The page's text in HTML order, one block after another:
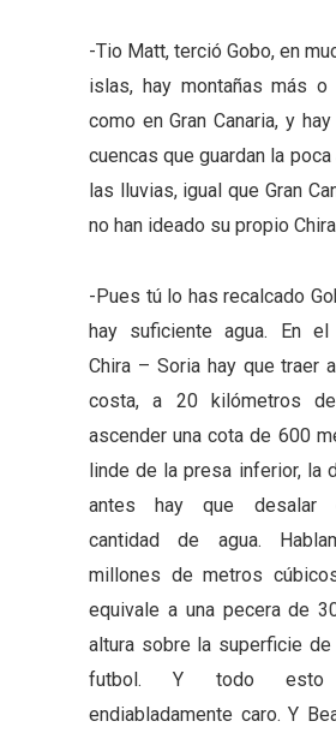
-Tio Matt, terció Gobo, en
islas, hay montañas más o
como en Gran Canaria, y
cuencas que guardan la poca
las lluvias, igual que Gran
no han ideado su propio
-Pues tú lo has recalcado
hay suficiente agua. En
Chira – Soria hay que traer
costa, a 20 kilómetros
ascender una cota de 600
linde de la presa inferior, la
antes hay que desalar
cantidad de agua.
millones de metros
equivale a una pecera de
altura sobre la superficie de
futbol. Y todo
endiabladamente caro. Y